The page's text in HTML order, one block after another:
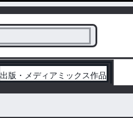
出版・メディアミックス作品